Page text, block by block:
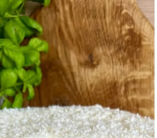
Cynamon 2 łyżeczki Budyń bez cukru 40g
Przygotowanie: Obrane jabłka zetrzeć na
tarce, przełożyć do garnka, dosłodzić wg
uznania, jeśli jabłka są kwaśne dodać więcej
cukru. Jabłka prażyć ok 20 minut, do czasu
odparowania soku, na